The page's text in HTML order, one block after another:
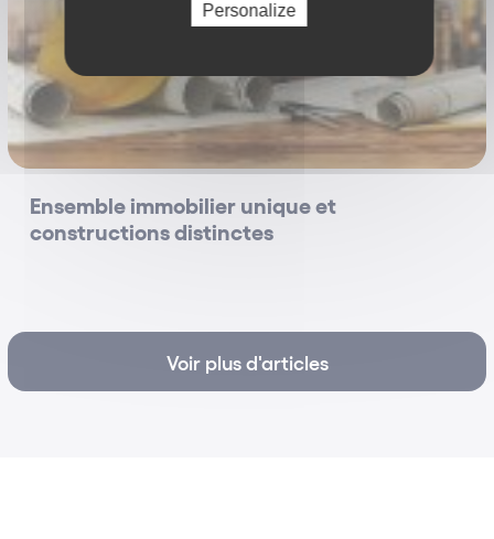
Ensemble immobilier unique et
constructions distinctes
Voir plus d'articles
Personalize